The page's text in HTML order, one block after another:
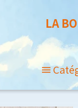
LA